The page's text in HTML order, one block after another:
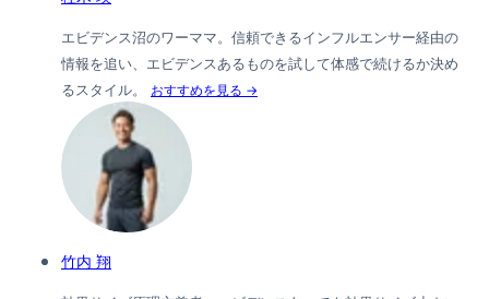
エビデンス沼のワーママ。信頼できるインフルエンサー経由の
情報を追い、エビデンスあるものを試して体感で続けるか決め
るスタイル。
おすすめを見る →
竹内 翔